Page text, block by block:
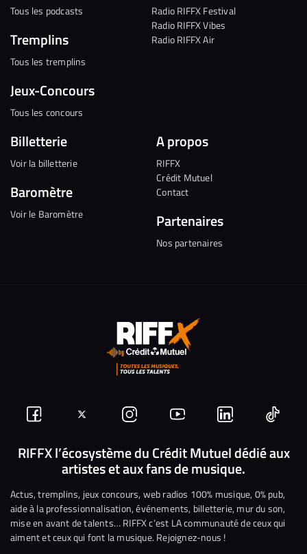
Tous les podcasts
Tremplins
Tous les tremplins
Jeux-Concours
Tous les concours
Radio RIFFX Festival
Radio RIFFX Vibes
Radio RIFFX Air
Billetterie
Voir la billetterie
Baromètre
Voir le Baromètre
A propos
RIFFX
Crédit Mutuel
Contact
Partenaires
Nos partenaires
Suivez-
nous
Facebook
Suivez-
nous
sur
Twitter
Nous
rejoindre
sur
Instagram
Nous
rejoindre
sur
YouTube
Nous
rejoindre
sur
Linkedin
Nous
RIFFX l’écosystème du Crédit Mutuel dédié aux
artistes et aux fans de musique.
Actus, tremplins, jeux concours, web radios 100% musique, 0% pub,
aide à la professionnalisation, événements, billetterie, mur du son,
mise en avant de talents… RIFFX c’est LA communauté de ceux qui
aiment et ceux qui font la musique. Rejoignez-nous !